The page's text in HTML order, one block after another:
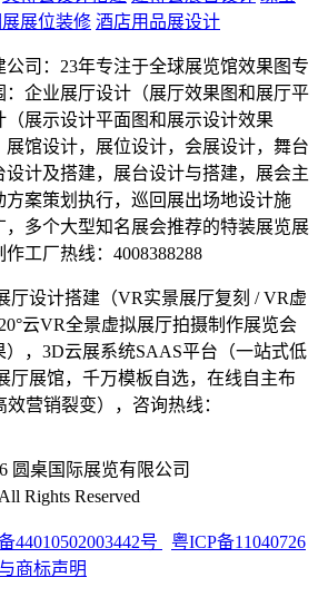
展位装修 酒店用品展设计
公司：23年专注于全球展览馆效果图专
：企业展厅设计（展厅效果图和展厅平
展示设计平面图和展示设计效果
展馆设计，展位设计，会展设计，舞台
计及搭建，展台设计与搭建，展会主
案策划执行，巡回展出场地设计施
，多个大型知名展会推荐的特装展览展
工厂热线：4008388288
厅设计搭建（VR实景展厅复刻 / VR虚
云VR全景虚拟展厅拍摄制作展览会
，3D云展系统SAAS平台（一站式低
厅展馆，千万模板自选，在线自主布
营销裂变），咨询热线：
圆桌国际展览有限公司
Rights Reserved
44010502003442号
粤ICP备11040726
商标声明